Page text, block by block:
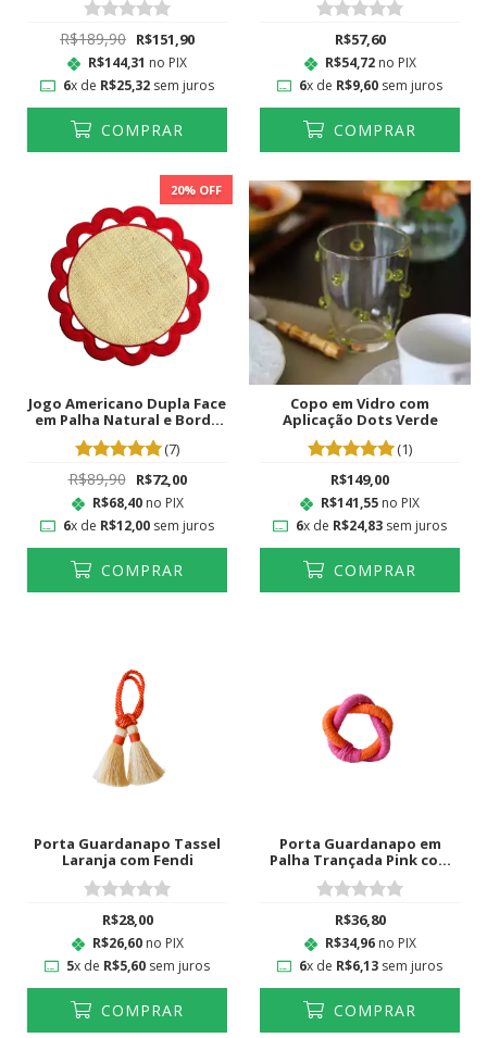
R$189,90 R$151,90
R$144,31 no PIX
6x de R$25,32sem juros
COMPRAR
R$57,60
R$54,72no PIX
6x de R$9,60 sem juros
COMPRAR
20% OFF
Jogo Americano Dupla Face
em Palha Natural e Borda
impermeável Flora
Vermelho(7)
R$89,90 R$72,00
R$68,40no PIX
6x de R$12,00sem juros
COMPRAR
Copo em Vidro com
Aplicação Dots Verde
(1)
R$149,00
R$141,55 no PIX
6x de R$24,83sem juros
COMPRAR
Porta Guardanapo Tassel
Laranja com Fendi
R$28,00
R$26,60no PIX
5x de R$5,60 sem juros
COMPRAR
Porta Guardanapo em
Palha Trançada Pink com
Laranja
R$36,80
R$34,96no PIX
6x de R$6,13 sem juros
COMPRAR